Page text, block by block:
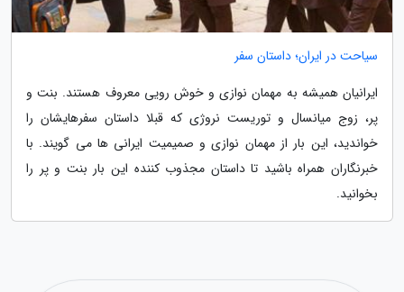
سیاحت در ایران؛ داستان سفر
ایرانیان همیشه به مهمان نوازی و خوش رویی معروف هستند. بنت و
پر، زوج میانسال و توریست نروژی که قبلا داستان سفرهایشان را
خواندید، این بار از مهمان نوازی و صمیمیت ایرانی ها می گویند. با
خبرنگاران همراه باشید تا داستان مجذوب کننده این بار بنت و پر را
بخوانید.